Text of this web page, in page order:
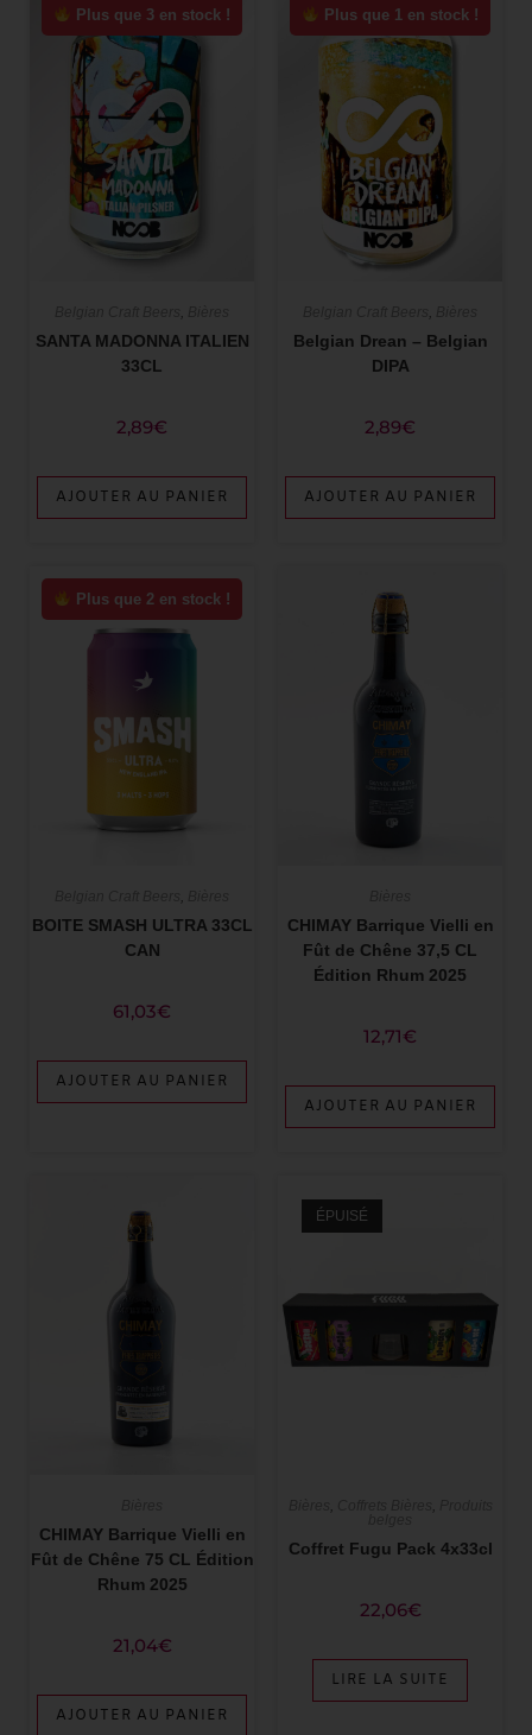
Plus que 3 en stock !
SANTA MADONNA ITALIEN
33CL
2,89€
AJOUTER AU PANIER
Plus que 1 en stock !
Belgian Drean – Belgian
DIPA
2,89€
AJOUTER AU PANIER
Plus que 2 en stock !
BOITE SMASH ULTRA 33CL
CAN
61,03€
AJOUTER AU PANIER
CHIMAY Barrique Vielli en
Fût de Chêne 37,5 CL
Édition Rhum 2025
12,71€
AJOUTER AU PANIER
CHIMAY Barrique Vielli en
Fût de Chêne 75 CL Édition
Rhum 2025
21,04€
AJOUTER AU PANIER
ÉPUISÉ
Coffret Fugu Pack 4x33cl
22,06€
LIRE LA SUITE